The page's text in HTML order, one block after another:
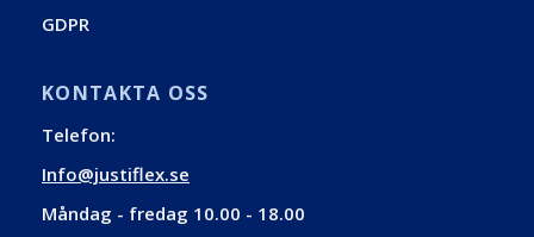
GDPR
KONTAKTA OSS
Telefon:
Info@justiflex.se
Måndag - fredag 10.00 - 18.00